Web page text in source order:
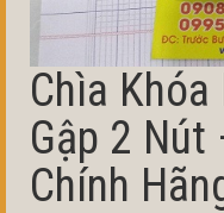
Chìa
Gập 2 Nút
Chính